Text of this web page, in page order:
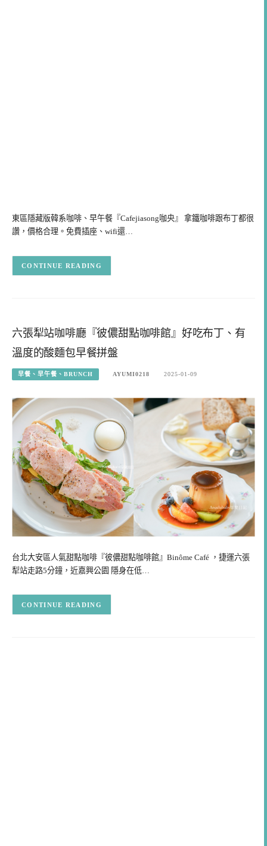
東區隱藏版韓系咖啡、早午餐『Cafejiasong咖央』 拿鐵咖啡跟布丁都很
讚，價格合理。免費插座、wifi還…
CONTINUE READING
六張犁站咖啡廳『彼儂甜點咖啡館』好吃布丁、有
溫度的酸麵包早餐拼盤
早餐、早午餐、BRUNCH AYUMI0218 2025-01-09
台北大安區人氣甜點咖啡『彼儂甜點咖啡館』Binôme Café ，捷運六張
犁站走路5分鐘，近嘉興公園 隱身在低…
CONTINUE READING